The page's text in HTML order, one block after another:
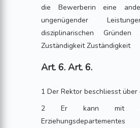
die Bewerberin eine
ungenügender
disziplinarischen Gründen
Zuständigkeit Zuständigkeit
Art. 6. Art. 6.
1 Der Rektor beschliesst über
2 Er kann mit
Erziehungsdepartementes